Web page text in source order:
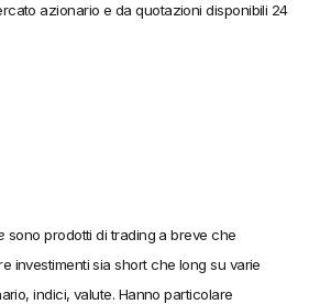
azionario e da quotazioni disponibili 24
sono prodotti di trading a breve che
investimenti sia short che long su varie
indici, valute. Hanno particolare